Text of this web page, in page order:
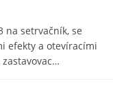
na setrvačník, se
efekty a otevíracími